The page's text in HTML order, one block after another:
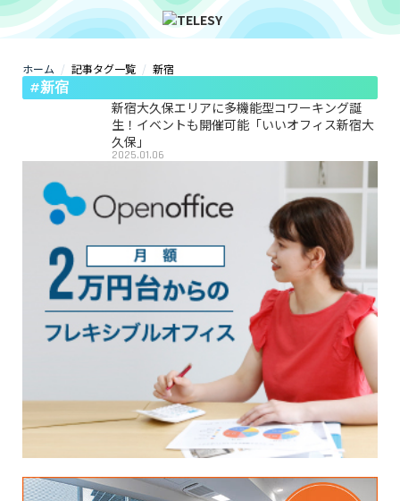
コラム
ZOOM背景
@telesy
ホーム 記事タグ一覧 新宿
#新宿
新宿大久保エリアに多機能型コワーキング誕
生！イベントも開催可能「いいオフィス新宿大
久保」
2025.01.06